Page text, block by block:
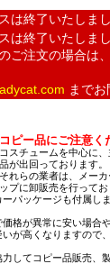
は終了いたしま
は終了いたしま
ご注文の場合は
までお
コピー品にご注意く
コスチュームを中心に
品が出回っております。
それらの業者は、メー
ップに卸販売を行って
パッケージも付属し
格が異常に安い場合
が高くなりますので
してコピー品販売、